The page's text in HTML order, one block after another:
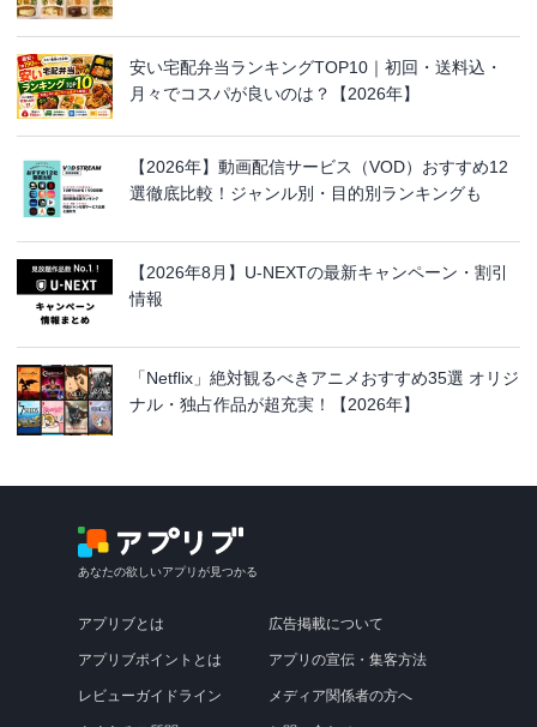
安い宅配弁当ランキングTOP10｜初回・送料込・
月々でコスパが良いのは？【2026年】
【2026年】動画配信サービス（VOD）おすすめ12
選徹底比較！ジャンル別・目的別ランキングも
【2026年8月】U-NEXTの最新キャンペーン・割引
情報
「Netflix」絶対観るべきアニメおすすめ35選 オリジ
ナル・独占作品が超充実！【2026年】
あなたの欲しいアプリが見つかる
アプリブとは
アプリブポイントとは
レビューガイドライン
広告掲載について
アプリの宣伝・集客方法
メディア関係者の方へ